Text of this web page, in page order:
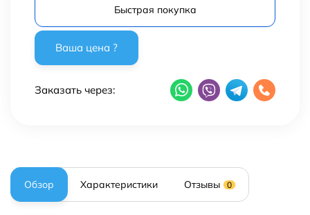
Быстрая покупка
Заказать через:
Обзор Характеристики Отзывы 0